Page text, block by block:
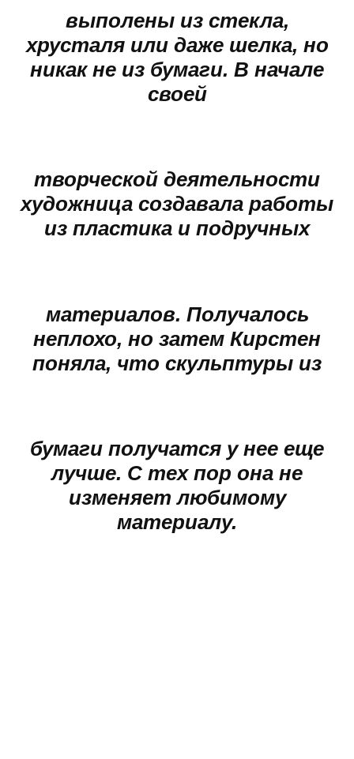
выполены из стекла,
хрусталя или даже шелка, но
никак не из бумаги. В начале
своей
творческой деятельности
художница создавала работы
из пластика и подручных
материалов. Получалось
неплохо, но затем Кирстен
поняла, что скульптуры из
бумаги получатся у нее еще
лучше. С тех пор она не
изменяет любимому
материалу.